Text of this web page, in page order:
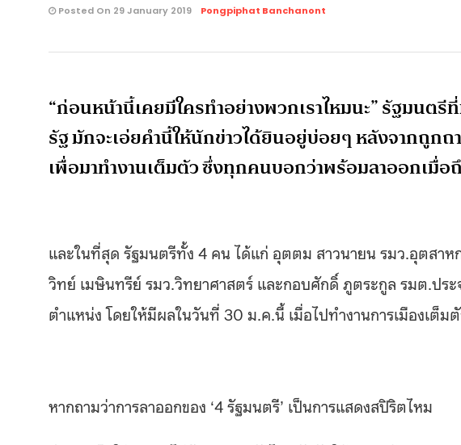
Posted On 29 January 2019 Pongpiphat Banchanont
“ก่อนหน้านี้เคยมีใครทำอย่างพวกเราไหมนะ” รัฐมนต
รัฐ มักจะเอ่ยคำนี้ให้นักข่าวได้ยินอยู่บ่อยๆ หลังจากถูก
เพื่อมาทำงานเต็มตัว ซึ่งทุกคนบอกว่าพร้อมลาออกเมื่อถึ
และในที่สุด รัฐมนตรีทั้ง 4 คน ได้แก่ อุตตม สาวนายน รมว.อุตสา
วิทย์ เมษินทรีย์ รมว.วิทยาศาสตร์ และกอบศักดิ์ ภูตระกูล รมต.ปร
ตำแหน่ง โดยให้มีผลในวันที่ 30 ม.ค.นี้ เมื่อไปทำงานการเมืองเต็ม
หากถามว่าการลาออกของ ‘4 รัฐมนตรี’ เป็นการแสดงสปิริตไหม